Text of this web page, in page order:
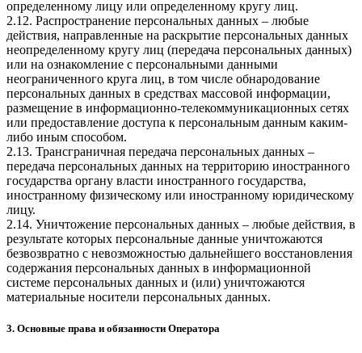
определенному лицу или определенному кругу лиц.
2.12. Распространение персональных данных – любые
действия, направленные на раскрытие персональных данных
неопределенному кругу лиц (передача персональных данных)
или на ознакомление с персональными данными
неограниченного круга лиц, в том числе обнародование
персональных данных в средствах массовой информации,
размещение в информационно-телекоммуникационных сетях
или предоставление доступа к персональным данным каким-
либо иным способом.
2.13. Трансграничная передача персональных данных –
передача персональных данных на территорию иностранного
государства органу власти иностранного государства,
иностранному физическому или иностранному юридическому
лицу.
2.14. Уничтожение персональных данных – любые действия, в
результате которых персональные данные уничтожаются
безвозвратно с невозможностью дальнейшего восстановления
содержания персональных данных в информационной
системе персональных данных и (или) уничтожаются
материальные носители персональных данных.
3. Основные права и обязанности Оператора